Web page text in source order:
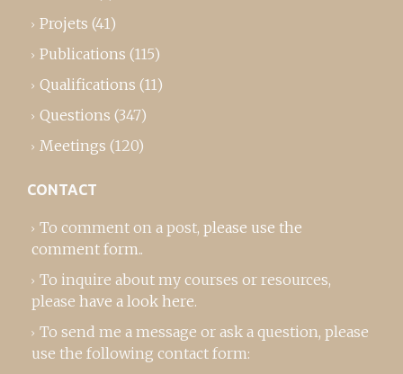
Projets (41)
Publications (115)
Qualifications (11)
Questions (347)
Meetings (120)
CONTACT
To comment on a post, please use the
comment form..
To inquire about my courses or resources,
please have a look here.
To send me a message or ask a question, please
use the following contact form: